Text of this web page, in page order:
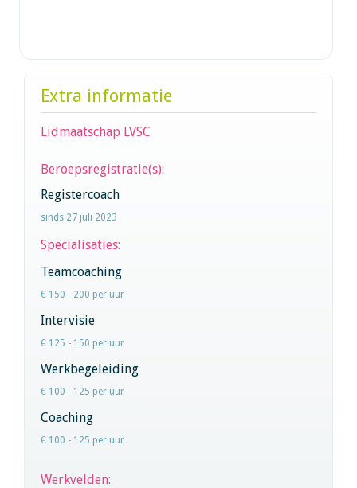
Extra informatie
Lidmaatschap LVSC
Beroepsregistratie(s):
Registercoach
sinds 27 juli 2023
Specialisaties:
Teamcoaching
€ 150 - 200 per uur
Intervisie
€ 125 - 150 per uur
Werkbegeleiding
€ 100 - 125 per uur
Coaching
€ 100 - 125 per uur
Werkvelden: